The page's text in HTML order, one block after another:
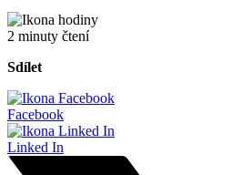
2 minuty čtení
Sdílet
Facebook
Linked In